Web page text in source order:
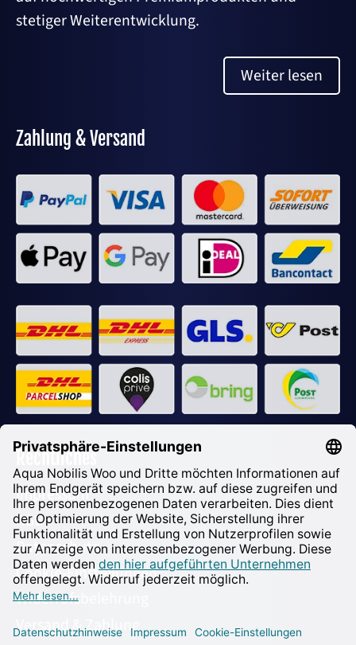
stetiger Weiterentwicklung.
Weiter lesen
Zahlung & Versand
Rechtliches
Impressum
AGB
Datenschutz
Cookie-Einstellungen
Widerrufsbelehrung
Versand & Zahlung